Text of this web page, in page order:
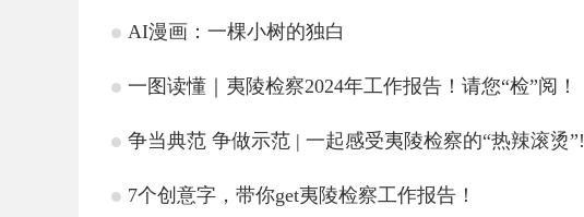
AI漫画：一棵小树的独白
一图读懂｜夷陵检察2024年工作报告！请您“检”阅！
争当典范 争做示范 | 一起感受夷陵检察的“热辣滚烫”!
7个创意字，带你get夷陵检察工作报告！